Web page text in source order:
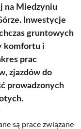
na Miedzyniu
Inwestycje
gruntowych
komfortu i
prac
zjazdów do
prowadzonych
są prace związane